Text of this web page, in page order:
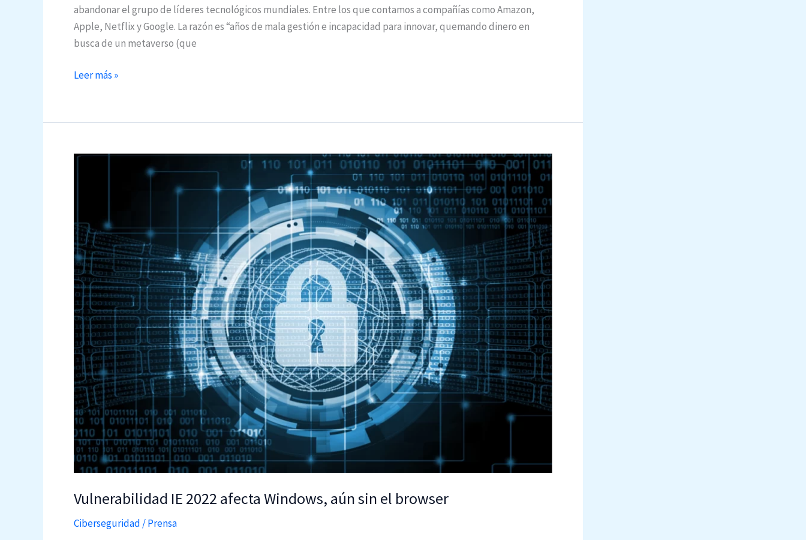
abandonar el grupo de líderes tecnológicos mundiales. Entre los que contamos a compañías como Amazon,
Apple, Netflix y Google. La razón es “años de mala gestión e incapacidad para innovar, quemando dinero en
busca de un metaverso (que
Meta:
quedando
verso
Leer más »
Vulnerabilidad IE 2022 afecta Windows, aún sin el browser
Ciberseguridad /Prensa